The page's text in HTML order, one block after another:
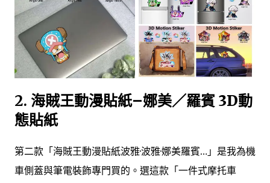
2. 海賊王動漫貼紙–娜美／羅賓 3D動
態貼紙
第二款「海賊王動漫貼紙波雅·波雅·娜美羅賓…」是我為機
車側蓋與筆電裝飾專門買的。選這款「一件式摩托車